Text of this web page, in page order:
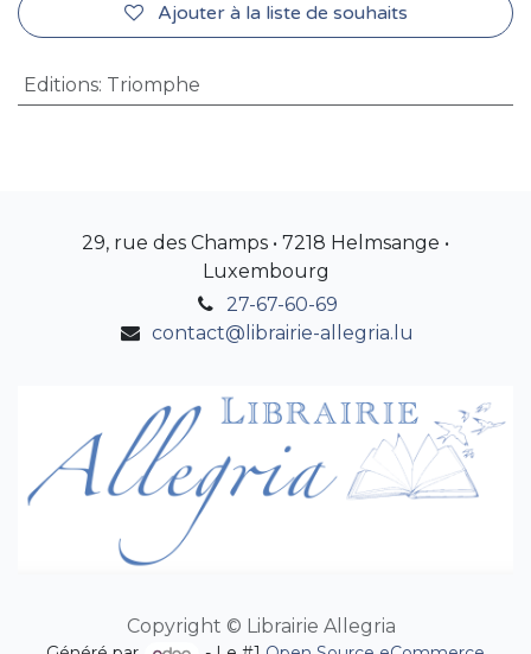
Ajouter à la liste de souhaits
Editions: Triomphe
29, rue des Champs • 7218 Helmsange •
Luxembourg
27-67-60-69
contact@librairie-allegria.lu
Copyright © Librairie Allegria